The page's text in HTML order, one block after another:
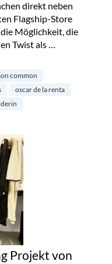
direkt neben
Flagship-Store
Möglichkeit, die
Twist als …
Store in München“
common
oscar de la renta
Projekt von